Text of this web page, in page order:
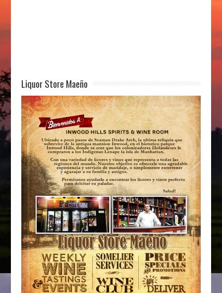
Liquor Store Maeño